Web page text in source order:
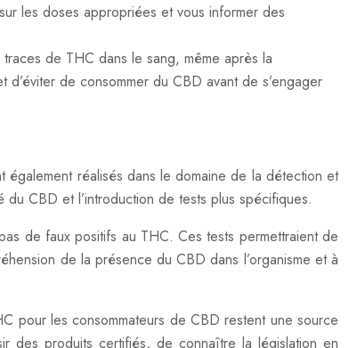
les doses appropriées et vous informer des
de THC dans le sang, même après la
de consommer du CBD avant de s’engager
réalisés dans le domaine de la détection et
CBD et l’introduction de tests plus spécifiques.
de faux positifs au THC. Ces tests permettraient de
de la présence du CBD dans l’organisme et à
pour les consommateurs de CBD restent une source
des produits certifiés, de connaître la législation en